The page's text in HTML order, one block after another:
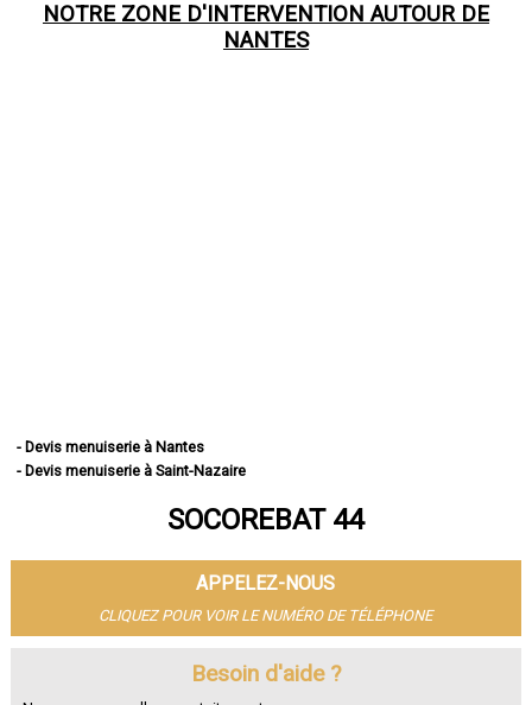
NOTRE ZONE D'INTERVENTION AUTOUR DE
NANTES
- Devis menuiserie à Nantes
- Devis menuiserie à Saint-Nazaire
- Devis menuiserie à Rezé
- Devis menuiserie à Orvault
- Devis menuiserie à Vertou
- Devis menuiserie à Couëron
- Devis menuiserie à Carquefou
- Devis menuiserie à La Chapelle-sur-Erdre
- Devis menuiserie à Bouguenais
SOCOREBAT 44
APPELEZ-NOUS
CLIQUEZ POUR VOIR LE NUMÉRO DE TÉLÉPHONE
Besoin d'aide ?